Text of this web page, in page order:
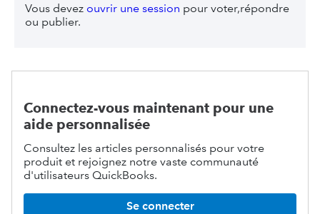
Vous devez ouvrir une session pour voter,répondre
ou publier.
Connectez-vous maintenant pour une
aide personnalisée
Consultez les articles personnalisés pour votre
produit et rejoignez notre vaste communauté
d'utilisateurs QuickBooks.
Se connecter